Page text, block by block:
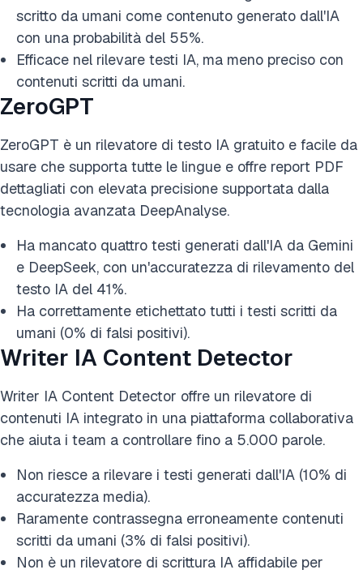
scritto da umani come contenuto generato dall'IA
con una probabilità del 55%.
Efficace nel rilevare testi IA, ma meno preciso con
contenuti scritti da umani.
ZeroGPT
ZeroGPT è un rilevatore di testo IA gratuito e facile da
usare che supporta tutte le lingue e offre report PDF
dettagliati con elevata precisione supportata dalla
tecnologia avanzata DeepAnalyse.
Ha mancato quattro testi generati dall'IA da Gemini
e DeepSeek, con un'accuratezza di rilevamento del
testo IA del 41%.
Ha correttamente etichettato tutti i testi scritti da
umani (0% di falsi positivi).
Writer IA Content Detector
Writer IA Content Detector offre un rilevatore di
contenuti IA integrato in una piattaforma collaborativa
che aiuta i team a controllare fino a 5.000 parole.
Non riesce a rilevare i testi generati dall'IA (10% di
accuratezza media).
Raramente contrassegna erroneamente contenuti
scritti da umani (3% di falsi positivi).
Non è un rilevatore di scrittura IA affidabile per